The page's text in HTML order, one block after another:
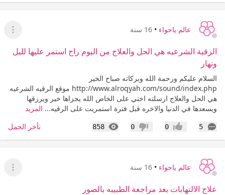
عالم ياحواء • 16 سنة
عرض
الرقية الشرعيه هي الحل والعلاج من اليوم راح استمر عليها لليل
ونهار
السلام عليكم ورحمة الله وبركاته صباح الخير
http://www.alroqyah.com/sound/index.php موقع الرقيه الشرعيه
هي الحل والعلاج ارسلته اختي على الخاص الله يجزاها خير ويرزقها
ويسعدها في الدنيا والاخره قبل فترة استمريت على الرقيه... المزيد
5
التعليقات إعجاب0 عدم إعجاب
0
858
المشاهدات تأخر الحمل
عالم ياحواء • 16 سنة
عرض
علاج الالتهابات بعد مراجعة الطبيبه بالصور